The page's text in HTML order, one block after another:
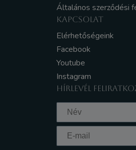
Általános szerződési
KAPCSOLAT
Elérhetőségeink
Facebook
Youtube
Instagram
HÍRLEVÉL